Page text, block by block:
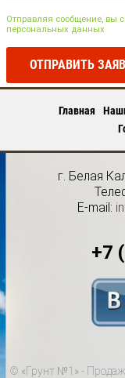
Отправляя сообщение, вы
персональных данных
ОТПРАВИТЬ
Главная
г. Белая
E-mail:
+7
© «Грунт №1» -